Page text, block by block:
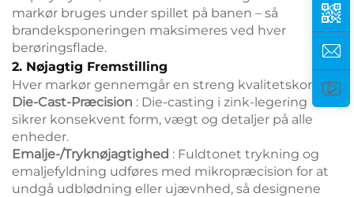
markør bruges under spillet på banen – så
brandeksponeringen maksimeres ved hver
berøringsflade.
2. Nøjagtig Fremstilling
Hver markør gennemgår en streng kvalitetskontrol:
Die-Cast-Præcision : Die-casting i zink-legering
sikrer konsekvent form, vægt og detaljer på alle
enheder.
Emalje-/Tryknøjagtighed : Fuldtonet trykning og
emaljefyldning udføres med mikropræcision for at
undgå udblødning eller ujævnhed, så designene